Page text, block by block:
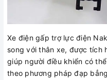
Xe điện gấp trợ lực điện
song với thân xe, được tích
giúp người điều khiển có
theo phương pháp đạp